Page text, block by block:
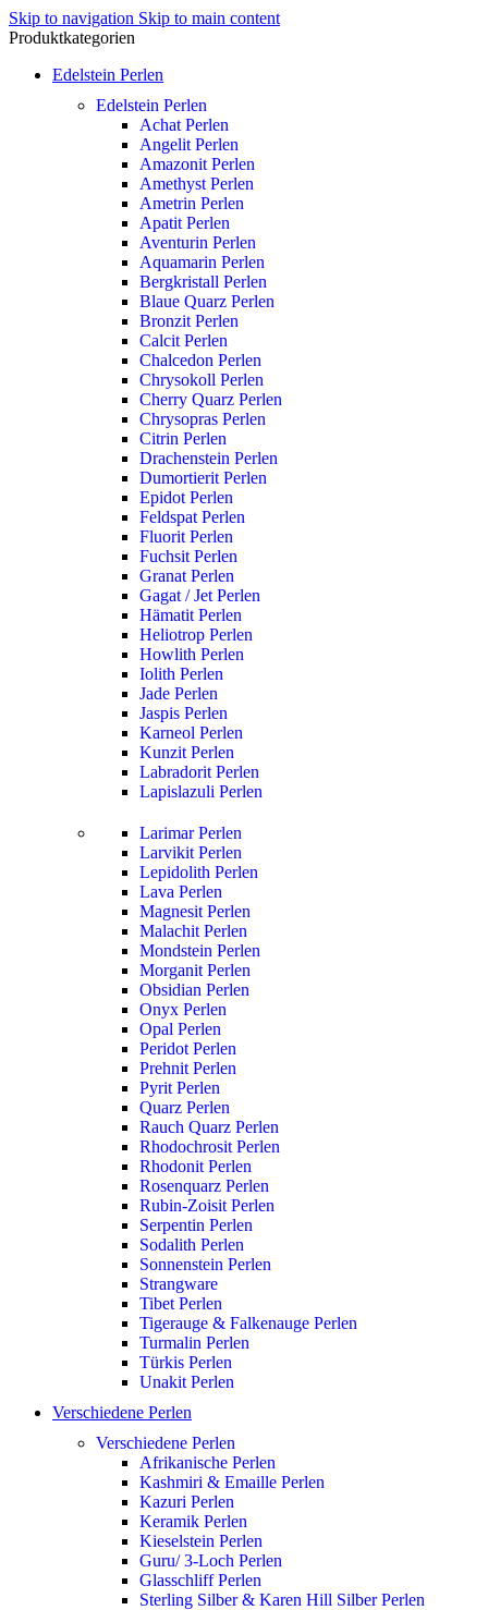
Skip to navigation Skip to main content
Produktkategorien
Edelstein Perlen
Edelstein Perlen
Achat Perlen
Angelit Perlen
Amazonit Perlen
Amethyst Perlen
Ametrin Perlen
Apatit Perlen
Aventurin Perlen
Aquamarin Perlen
Bergkristall Perlen
Blaue Quarz Perlen
Bronzit Perlen
Calcit Perlen
Chalcedon Perlen
Chrysokoll Perlen
Cherry Quarz Perlen
Chrysopras Perlen
Citrin Perlen
Drachenstein Perlen
Dumortierit Perlen
Epidot Perlen
Feldspat Perlen
Fluorit Perlen
Fuchsit Perlen
Granat Perlen
Gagat / Jet Perlen
Hämatit Perlen
Heliotrop Perlen
Howlith Perlen
Iolith Perlen
Jade Perlen
Jaspis Perlen
Karneol Perlen
Kunzit Perlen
Labradorit Perlen
Lapislazuli Perlen
Larimar Perlen
Larvikit Perlen
Lepidolith Perlen
Lava Perlen
Magnesit Perlen
Malachit Perlen
Mondstein Perlen
Morganit Perlen
Obsidian Perlen
Onyx Perlen
Opal Perlen
Peridot Perlen
Prehnit Perlen
Pyrit Perlen
Quarz Perlen
Rauch Quarz Perlen
Rhodochrosit Perlen
Rhodonit Perlen
Rosenquarz Perlen
Rubin-Zoisit Perlen
Serpentin Perlen
Sodalith Perlen
Sonnenstein Perlen
Strangware
Tibet Perlen
Tigerauge & Falkenauge Perlen
Turmalin Perlen
Türkis Perlen
Unakit Perlen
Verschiedene Perlen
Verschiedene Perlen
Afrikanische Perlen
Kashmiri & Emaille Perlen
Kazuri Perlen
Keramik Perlen
Kieselstein Perlen
Guru/ 3-Loch Perlen
Glasschliff Perlen
Sterling Silber & Karen Hill Silber Perlen